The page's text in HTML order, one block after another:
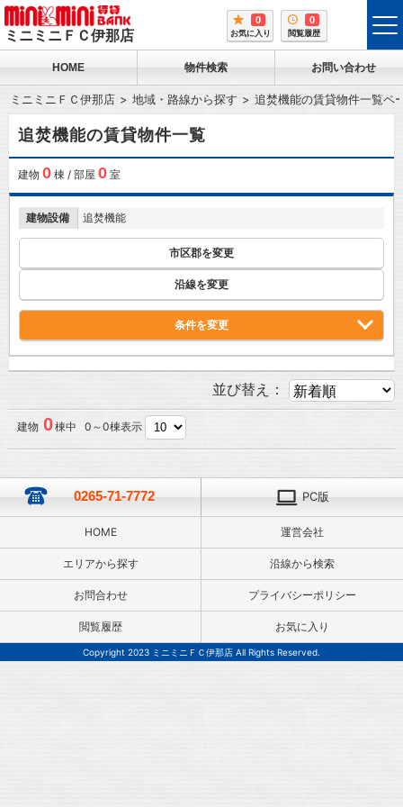
ミニミニＦＣ伊那店
0
お気に入り
0
閲覧履歴
HOME 物件検索 お問い合わせ
ミニミニＦＣ伊那店 地域・路線から探す 追焚機能の賃貸物件一覧ペ
追焚機能の賃貸物件一覧
建物 0棟 / 部屋 0室
建物設備 追焚機能
市区郡を変更
沿線を変更
条件を変更
並び替え：
建物 0棟中 0～0棟表示
0265-71-7772 PC版
HOME 運営会社
エリアから探す 沿線から検索
お問合わせ プライバシーポリシー
閲覧履歴 お気に入り
Copyright 2023 ミニミニＦＣ伊那店 All Rights Reserved.